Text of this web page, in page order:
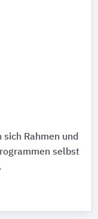
Rahmen und
selbst